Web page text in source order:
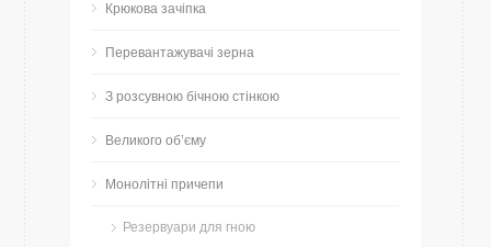
Крюкова зачіпка
Перевантажувачі зерна
З розсувною бічною стінкою
Великого об’єму
Монолітні причепи
Резервуари для гною